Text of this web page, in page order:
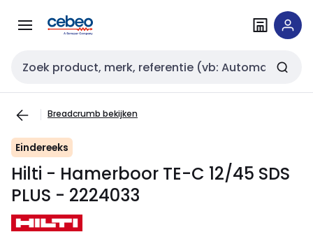
naar
naar
Zoekveld invoer
Breadcrumb bekijken
Eindereeks
Hilti - Hamerboor TE-C 12/45 SDS
PLUS - 2224033